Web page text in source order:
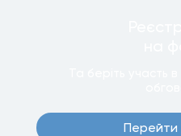
Перейти